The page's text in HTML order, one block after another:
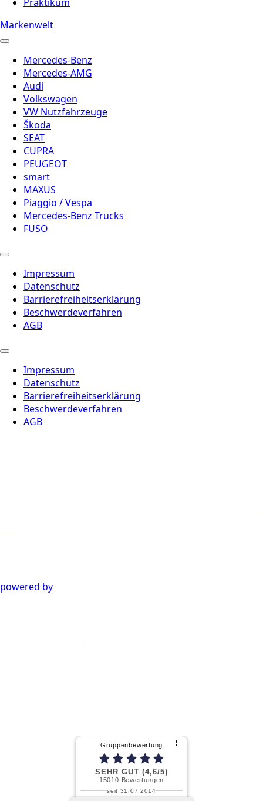
Markenwelt
Mercedes-Benz
Mercedes-AMG
Audi
Volkswagen
VW Nutzfahrzeuge
Škoda
SEAT
CUPRA
PEUGEOT
smart
MAXUS
Piaggio / Vespa
Mercedes-Benz Trucks
FUSO
Impressum
Datenschutz
Barrierefreiheitserklärung
Beschwerdeverfahren
AGB
Impressum
Datenschutz
Barrierefreiheitserklärung
Beschwerdeverfahren
AGB
powered by